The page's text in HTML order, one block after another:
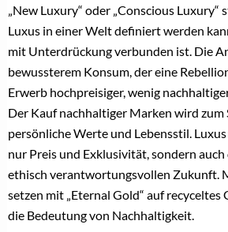
„New Luxury“ oder „Conscious Luxury“
Luxus in einer Welt definiert werden
mit Unterdrückung verbunden ist. Die
bewussterem Konsum, der eine
Erwerb hochpreisiger, wenig
Der Kauf nachhaltiger Marken wird
persönliche Werte und Lebensstil.
nur Preis und Exklusivität, sondern
ethisch verantwortungsvollen Zukunft.
setzen mit „Eternal Gold“ auf recyceltes
die Bedeutung von Nachhaltigkeit.